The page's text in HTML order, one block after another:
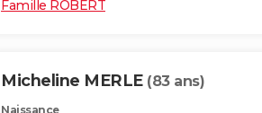
Famille ROBERT
Micheline MERLE (83 ans)
Naissance